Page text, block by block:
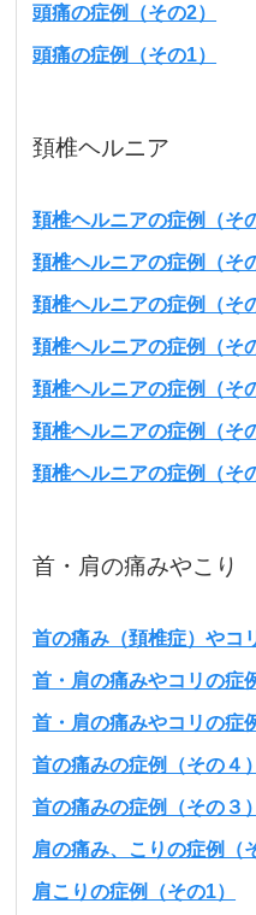
頭痛の症例（その2）
頭痛の症例（その1）
頚椎ヘルニア
頚椎ヘルニアの症例（そ
頚椎ヘルニアの症例（そ
頚椎ヘルニアの症例（そ
頚椎ヘルニアの症例（そ
頚椎ヘルニアの症例（そ
頚椎ヘルニアの症例（そ
頚椎ヘルニアの症例（そ
首・肩の痛みやこり
首の痛み（頚椎症）やコ
首・肩の痛みやコリの症
首・肩の痛みやコリの症
首の痛みの症例（その４）
首の痛みの症例（その３）
肩の痛み、こりの症例（
肩こりの症例（その1）